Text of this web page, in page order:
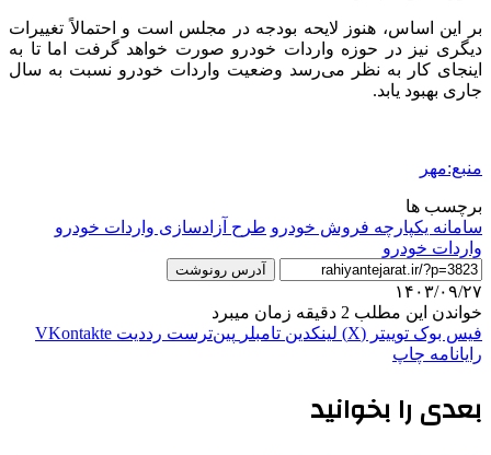
بر این اساس، هنوز لایحه بودجه در مجلس است و احتمالاً تغییرات
دیگری نیز در حوزه واردات خودرو صورت خواهد گرفت اما تا به
اینجای کار به نظر می‌رسد وضعیت واردات خودرو نسبت به سال
جاری بهبود یابد.
منبع:مهر
برچسب ها
سامانه یکپارچه فروش خودرو طرح آزادسازی واردات خودرو
واردات خودرو
آدرس رونوشت
۱۴۰۳/۰۹/۲۷
خواندن این مطلب 2 دقیقه زمان میبرد
فیس بوک توییتر (X) لینکدین ‫تامبلر ‫پین‌ترست ‫رددیت ‫VKontakte
رایانامه چاپ
بعدی را بخوانید